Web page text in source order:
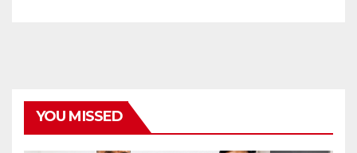
YOU MISSED